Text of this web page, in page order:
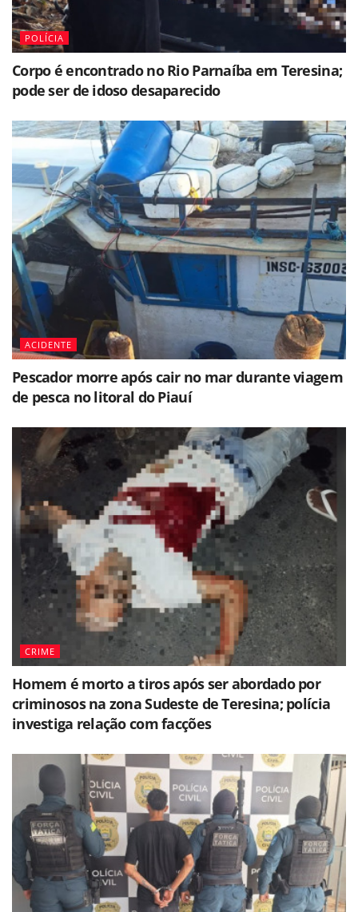
POLÍCIA
Corpo é encontrado no Rio Parnaíba em Teresina;
pode ser de idoso desaparecido
ACIDENTE
Pescador morre após cair no mar durante viagem
de pesca no litoral do Piauí
CRIME
Homem é morto a tiros após ser abordado por
criminosos na zona Sudeste de Teresina; polícia
investiga relação com facções